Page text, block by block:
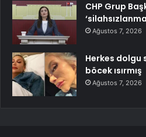
CHP Grup
Ağustos 7, 2026
Herkes dolgu
böcek ısırmış
Ağustos 7, 2026